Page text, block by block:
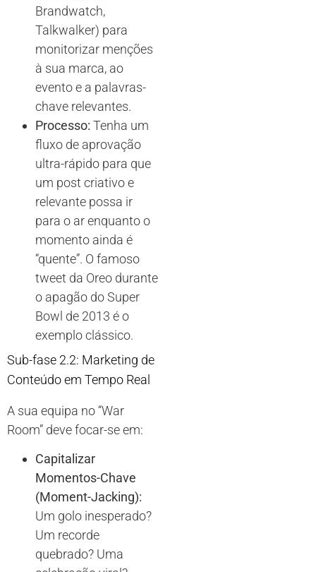
Brandwatch,
Talkwalker) para
monitorizar menções
à sua marca, ao
evento e a palavras-
chave relevantes.
Processo: Tenha um
fluxo de aprovação
ultra-rápido para que
um post criativo e
relevante possa ir
para o ar enquanto o
momento ainda é
“quente”. O famoso
tweet da Oreo durante
o apagão do Super
Bowl de 2013 é o
exemplo clássico.
Sub-fase 2.2: Marketing de
Conteúdo em Tempo Real
A sua equipa no “War
Room” deve focar-se em:
Capitalizar
Momentos-Chave
(Moment-Jacking):
Um golo inesperado?
Um recorde
quebrado? Uma